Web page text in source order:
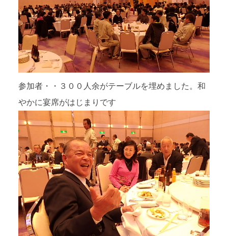
参加者・・３００人余がテーブルを埋めました。和
やかに宴席がはじまりです